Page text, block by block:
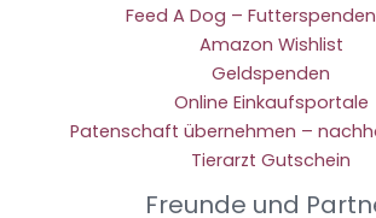
Feed A Dog –
Amazon Wishlist
Geldspenden
Online Einkaufsportale
Patenschaft übernehmen –
Tierarzt Gutschein
Freunde und